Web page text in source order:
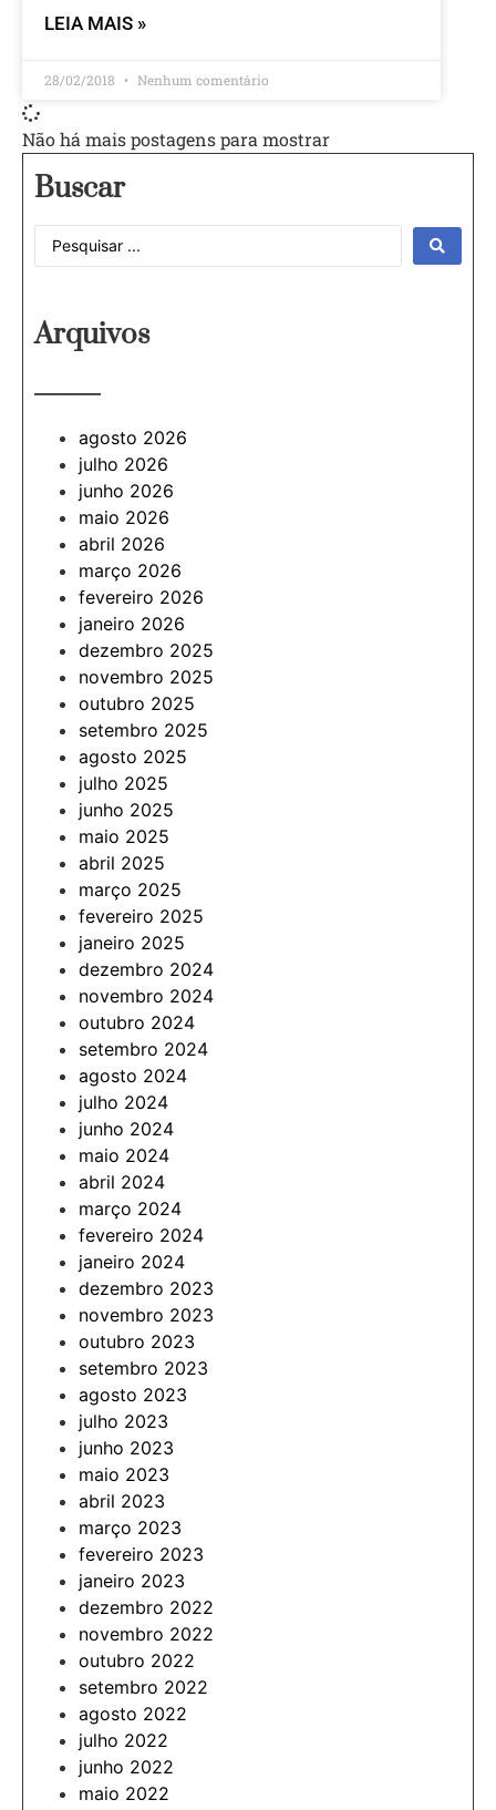
LEIA MAIS »
28/02/2018 Nenhum comentário
Não há mais postagens para mostrar
Buscar
Arquivos
———
agosto 2026
julho 2026
junho 2026
maio 2026
abril 2026
março 2026
fevereiro 2026
janeiro 2026
dezembro 2025
novembro 2025
outubro 2025
setembro 2025
agosto 2025
julho 2025
junho 2025
maio 2025
abril 2025
março 2025
fevereiro 2025
janeiro 2025
dezembro 2024
novembro 2024
outubro 2024
setembro 2024
agosto 2024
julho 2024
junho 2024
maio 2024
abril 2024
março 2024
fevereiro 2024
janeiro 2024
dezembro 2023
novembro 2023
outubro 2023
setembro 2023
agosto 2023
julho 2023
junho 2023
maio 2023
abril 2023
março 2023
fevereiro 2023
janeiro 2023
dezembro 2022
novembro 2022
outubro 2022
setembro 2022
agosto 2022
julho 2022
junho 2022
maio 2022